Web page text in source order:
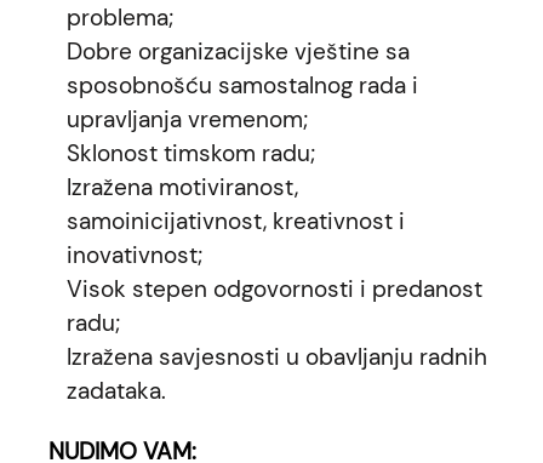
problema;
Dobre organizacijske vještine sa
sposobnošću samostalnog rada i
upravljanja vremenom;
Sklonost timskom radu;
Izražena motiviranost,
samoinicijativnost, kreativnost i
inovativnost;
Visok stepen odgovornosti i predanost
radu;
Izražena savjesnosti u obavljanju radnih
zadataka.
NUDIMO VAM: